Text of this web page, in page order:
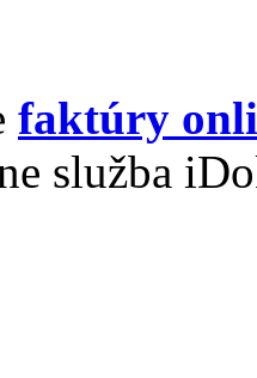
faktúry
služba